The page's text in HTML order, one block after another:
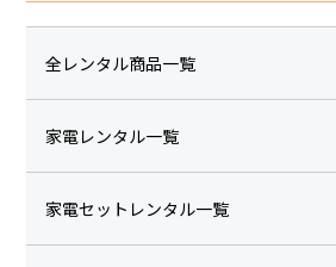
全レンタル商品一覧
家電レンタル一覧
家電セットレンタル一覧